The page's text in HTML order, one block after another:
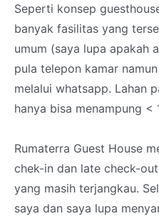
Seperti konsep
banyak fasilitas yang
umum (saya lupa apakah
pula telepon kamar
melalui whatsapp. Lahan
hanya bisa menampung <
Rumaterra Guest House
chek-in dan late check-
yang masih terjangkau.
saya dan saya lupa